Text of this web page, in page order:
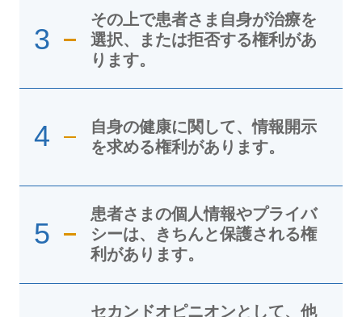
3
その上で患者さま自身が治療を
選択、または拒否する権利があ
ります。
4
自身の健康に関して、情報開示
を求める権利があります。
5
患者さまの個人情報やプライバ
シーは、きちんと保護される権
利があります。
セカンドオピニオンとして、他